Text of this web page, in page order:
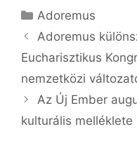
Kategória
Adoremus
Adoremus
Eucharisztikus
nemzetközi
Az Új Ember
kulturális melléklete